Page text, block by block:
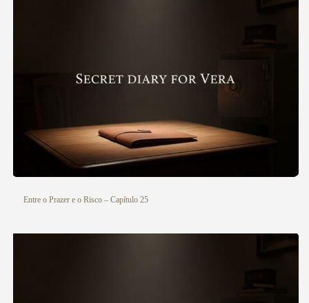
Entre o Prazer e o Risco – Capítulo 25